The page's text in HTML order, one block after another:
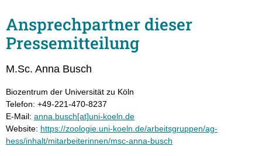
Ansprechpartner dieser
Pressemitteilung
M.Sc. Anna Busch
Biozentrum der Universität zu Köln
Telefon: +49-221-470-8237
E-Mail: anna.busch[at]uni-koeln.de
Website: https://zoologie.uni-koeln.de/arbeitsgruppen/ag-
hess/inhalt/mitarbeiterinnen/msc-anna-busch